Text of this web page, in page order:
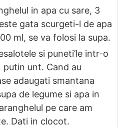
in apa cu sare, 3
gata scurgeti-l de apa
ml, se va folosi la supa.
si puneti’le intr-o
putin unt. Cand au
adaugati smantana
de legume si apa in
pe care am
Dati in clocot.